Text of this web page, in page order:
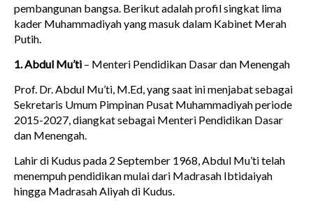
pembangunan bangsa. Berikut adalah profil singkat lima
kader Muhammadiyah yang masuk dalam Kabinet Merah
Putih.
1. Abdul Mu’ti – Menteri Pendidikan Dasar dan Menengah
Prof. Dr. Abdul Mu’ti, M.Ed, yang saat ini menjabat sebagai
Sekretaris Umum Pimpinan Pusat Muhammadiyah periode
2015-2027, diangkat sebagai Menteri Pendidikan Dasar
dan Menengah.
Lahir di Kudus pada 2 September 1968, Abdul Mu’ti telah
menempuh pendidikan mulai dari Madrasah Ibtidaiyah
hingga Madrasah Aliyah di Kudus.